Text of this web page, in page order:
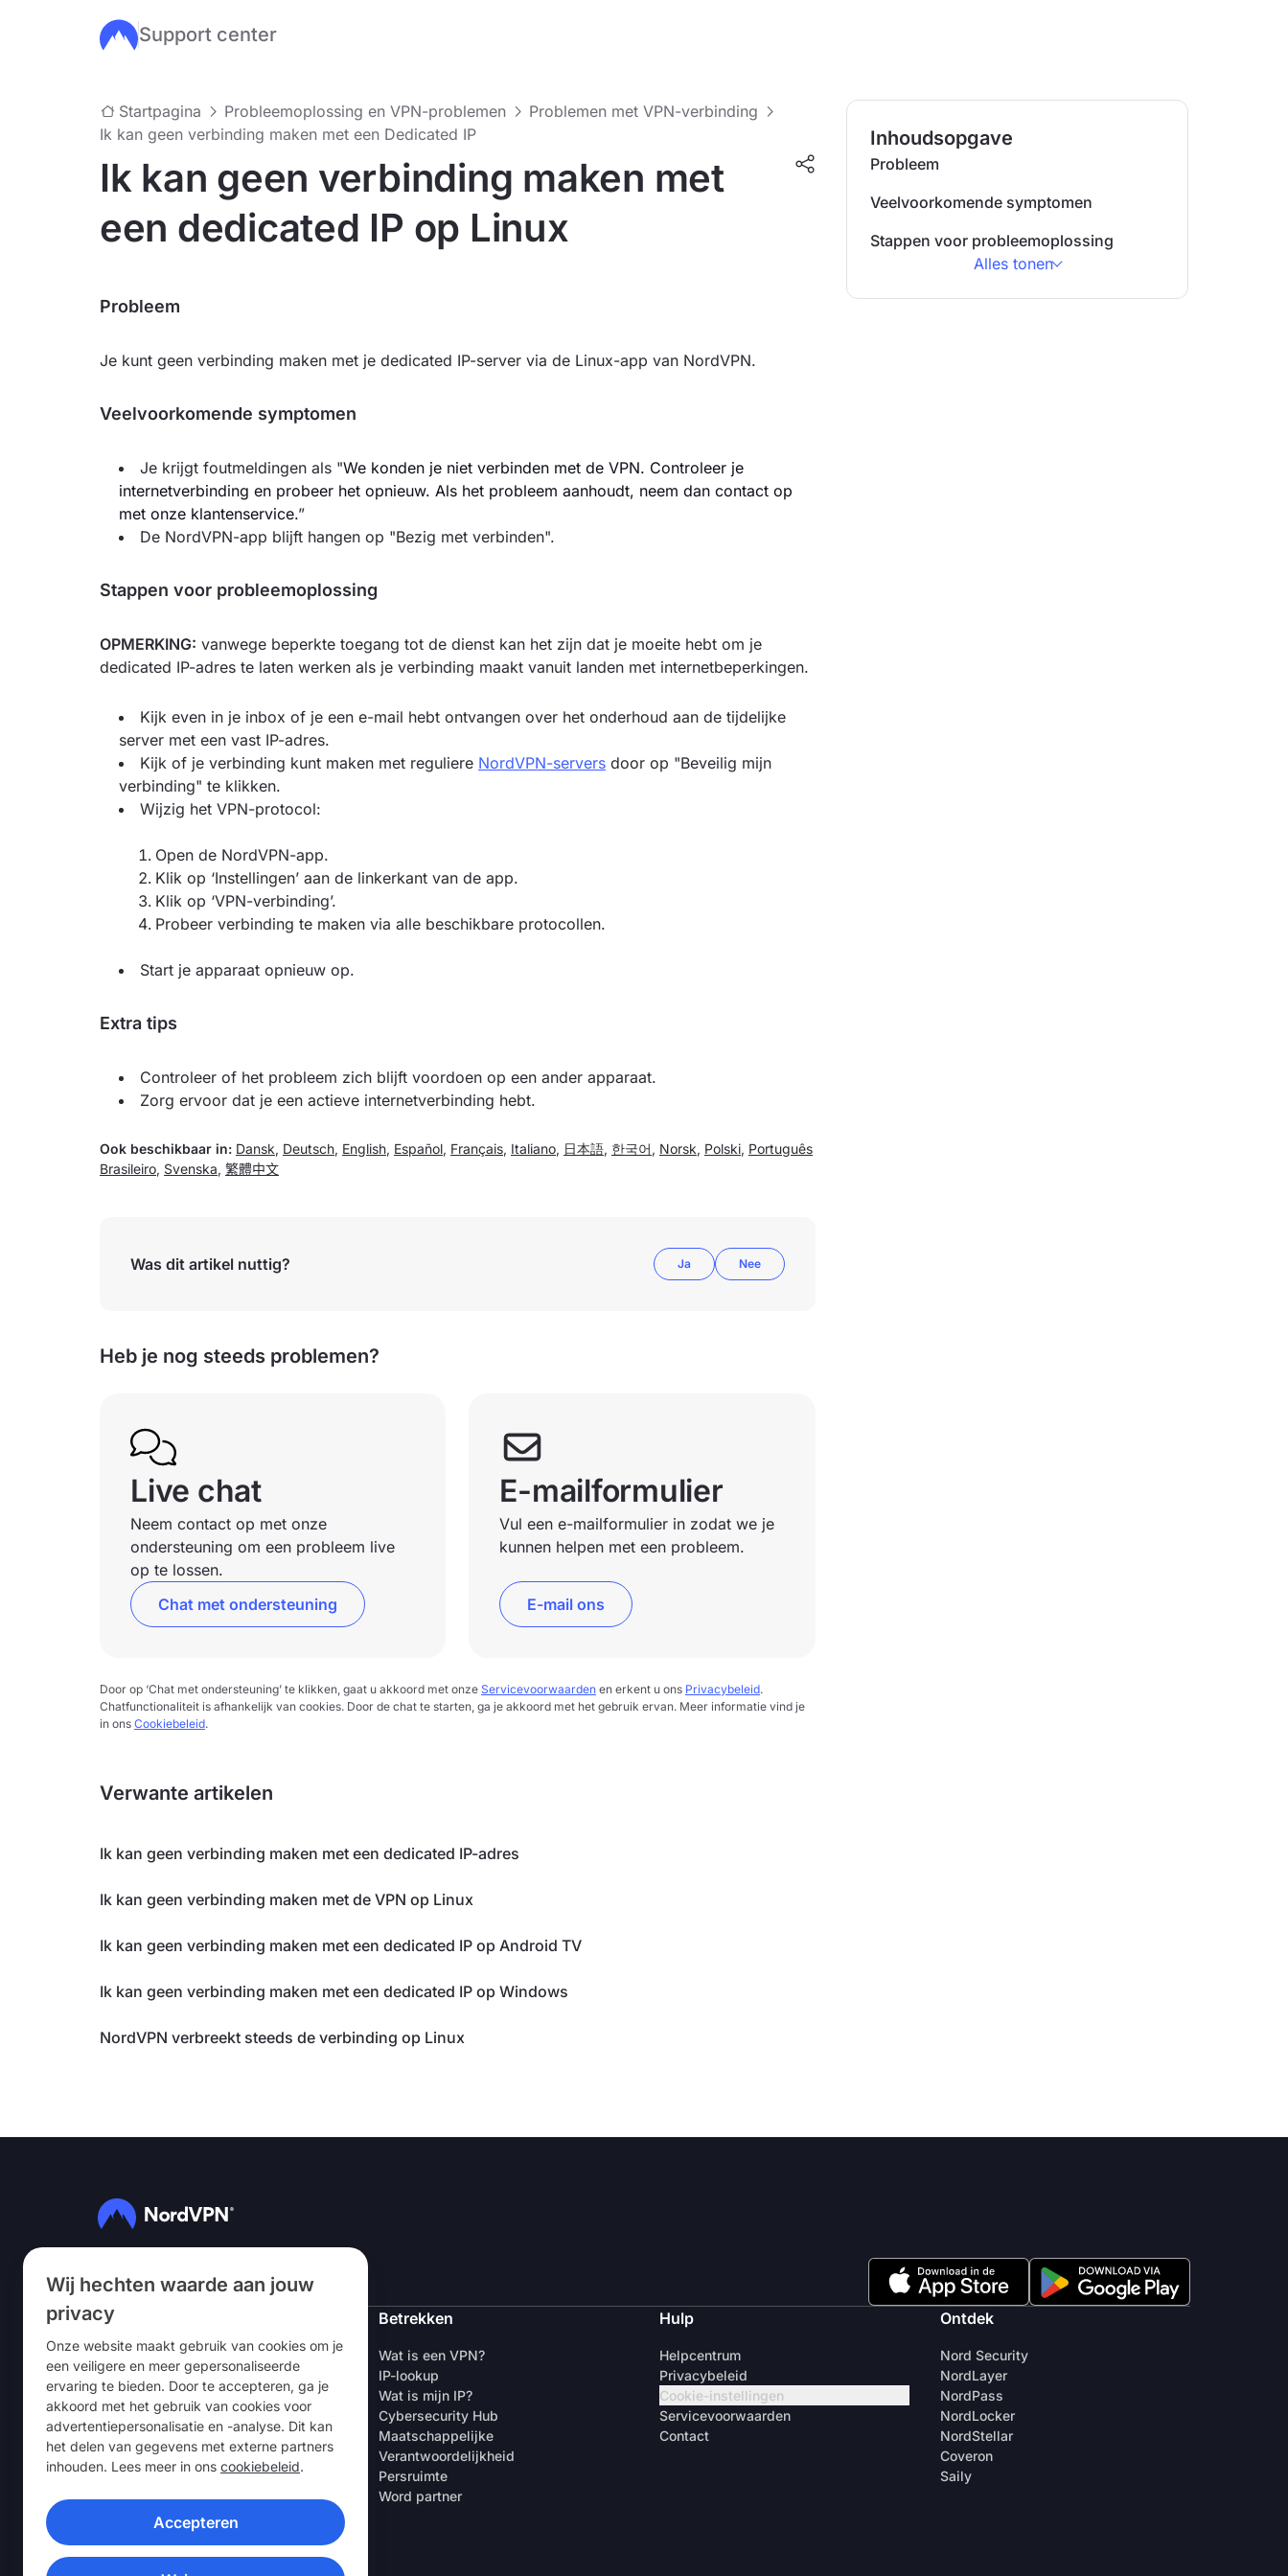
Wij hechten waarde aan jouw
privacy
Onze website maakt gebruik van cookies om je
een veiligere en meer gepersonaliseerde
ervaring te bieden. Door te accepteren, ga je
akkoord met het gebruik van cookies voor
advertentiepersonalisatie en -analyse. Dit kan
het delen van gegevens met externe partners
inhouden. Lees meer in ons cookiebeleid.
Accepteren
Ga naar de hoofdinhoud
Support center
Startpagina Probleemoplossing en VPN-problemen
Problemen met VPN-verbinding
Ik kan geen verbinding maken met een Dedicated IP
Ik kan geen verbinding maken met
een dedicated IP op Linux
Probleem
Je kunt geen verbinding maken met je dedicated IP-server via de Linux-app van NordVPN.
Veelvoorkomende symptomen
Je krijgt foutmeldingen als "We konden je niet verbinden met de VPN. Controleer je
internetverbinding en probeer het opnieuw. Als het probleem aanhoudt, neem dan contact op
met onze klantenservice.”
De NordVPN-app blijft hangen op "Bezig met verbinden".
Stappen voor probleemoplossing
OPMERKING: vanwege beperkte toegang tot de dienst kan het zijn dat je moeite hebt om je
dedicated IP-adres te laten werken als je verbinding maakt vanuit landen met internetbeperkingen.
Kijk even in je inbox of je een e-mail hebt ontvangen over het onderhoud aan de tijdelijke
server met een vast IP-adres.
Kijk of je verbinding kunt maken met reguliere NordVPN-servers door op "Beveilig mijn
verbinding" te klikken.
Wijzig het VPN-protocol:
Open de NordVPN-app.
Klik op ‘Instellingen’ aan de linkerkant van de app.
Klik op ‘VPN-verbinding’.
Probeer verbinding te maken via alle beschikbare protocollen.
Start je apparaat opnieuw op.
Extra tips
Controleer of het probleem zich blijft voordoen op een ander apparaat.
Zorg ervoor dat je een actieve internetverbinding hebt.
Ook beschikbaar in: Dansk, Deutsch, English, Español, Français, Italiano, 日本語, 한국어 , Norsk, Polski, Português
Brasileiro, Svenska, 繁體中文
Was dit artikel nuttig? Ja Nee
Heb je nog steeds problemen?
Live chat
Neem contact op met onze
ondersteuning om een probleem live
op te lossen.
Chat met ondersteuning
E-mailformulier
Vul een e-mailformulier in zodat we je
kunnen helpen met een probleem.
E-mail ons
Door op ‘Chat met ondersteuning’ te klikken, gaat u akkoord met onze Servicevoorwaarden en erkent u ons Privacybeleid.
Chatfunctionaliteit is afhankelijk van cookies. Door de chat te starten, ga je akkoord met het gebruik ervan. Meer informatie vind je
in ons Cookiebeleid.
Verwante artikelen
Ik kan geen verbinding maken met een dedicated IP-adres
Ik kan geen verbinding maken met de VPN op Linux
Ik kan geen verbinding maken met een dedicated IP op Android TV
Ik kan geen verbinding maken met een dedicated IP op Windows
NordVPN verbreekt steeds de verbinding op Linux
Inhoudsopgave
Probleem
Veelvoorkomende symptomen
Stappen voor probleemoplossing
Alles tonen
NordVPN
Over ons
Vacatures
Gratis VPN-proefperiode
VPN-routers
Beoordelingen
Korting voor studenten & werknemers
Waar te koop
Een vriend uitnodigen
Betrekken
Wat is een VPN?
IP-lookup
Wat is mijn IP?
Cybersecurity Hub
Maatschappelijke
Verantwoordelijkheid
Persruimte
Word partner
Hulp
Helpcentrum
Privacybeleid
Cookie-instellingen
Servicevoorwaarden
Contact
Ontdek
Nord Security
NordLayer
NordPass
NordLocker
NordStellar
Coveron
Saily
VPN-APPS